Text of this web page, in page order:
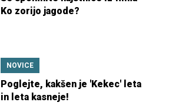
Ko zorijo jagode?
NOVICE
Poglejte, kakšen je 'Kekec' leta
in leta kasneje!